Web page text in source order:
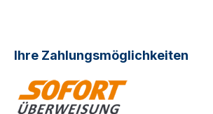
Ihre Zahlungsmöglichkeiten